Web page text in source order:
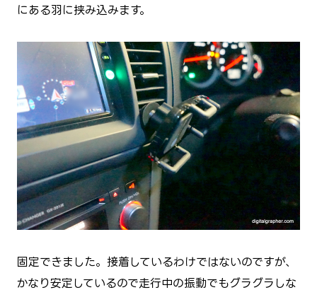
にある羽に挟み込みます。
固定できました。接着しているわけではないのですが、
かなり安定しているので走行中の振動でもグラグラしな